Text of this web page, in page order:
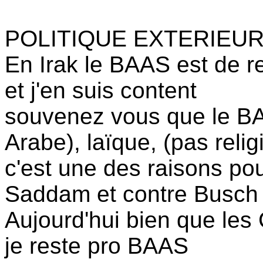
POLITIQUE
En Irak le BAAS est de
et j'en suis content
souvenez vous que le
Arabe), laïque, (pas
c'est une des raisons
Saddam et contre Busch
Aujourd'hui bien que les
je reste pro BAAS